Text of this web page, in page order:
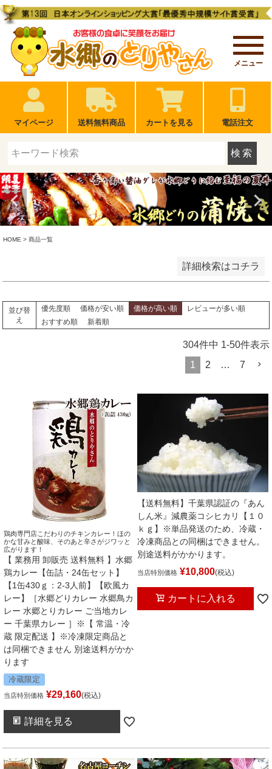
メニュー
マイページ 送料無料商品 カートを見る 電話注文
検索
HOME 商品一覧
詳細検索はコチラ
冷凍限定
どちらもOK
在庫なし商品
在庫なし商品を表示しない
配送
すぐに食べられる
炊き込み
焼く・炒める
揚げる
並び替
え
優先度順 価格が安い順 価格が高い順
レビューが多い順
おすすめ順
新着順
304件中 1-50件表示
1
2 … 7
鶏肉専門店こだわりのチキンカレー！ほの
かな甘みと酸味、そのあと辛さがジワッと
広がります！
【 業務用 卸販売 送料無料 】水郷
鶏カレー【缶詰・24缶セット】
【1缶430ｇ：2-3人前】【欧風カ
レー】［水郷どりカレー 水郷鳥カ
レー 水郷とりカレー ご当地カレ
ー 千葉県カレー ］※【 常温・冷
蔵 限定配送 】※冷凍限定商品と
は同梱できません 別途送料がかか
ります
冷蔵限定
当店特別価格 ¥29,160 税込
詳細を見る
【送料無料】千葉県認証の『あん
しん米』減農薬コシヒカリ【１０
ｋｇ】※単品発送のため、冷蔵・
冷凍商品との同梱はできません。
別途送料がかかります。
当店特別価格 ¥10,800 税込
カートに入れる